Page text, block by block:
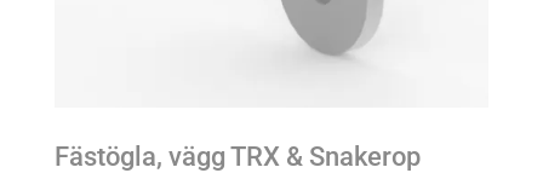
Fästögla, vägg TRX & Snakerop